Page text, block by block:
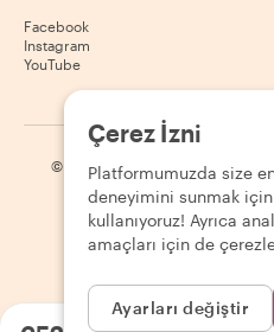
Facebook
Instagram
YouTube
© 2026 Withlocals.com Gizlilik
Çerez İzni
Platformumuzda size
deneyimini sunmak
kullanıyoruz! Ayrıca
amaçları için de
Ayarları değiştir